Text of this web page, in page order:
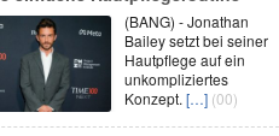
(BANG) - Jonathan
Bailey setzt bei seiner
Hautpflege auf ein
unkompliziertes
Konzept. […] (00)